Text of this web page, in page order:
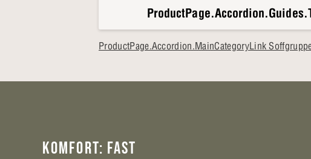
ProductPage.Accordion.MainCategoryLink
KOMFORT: FAST